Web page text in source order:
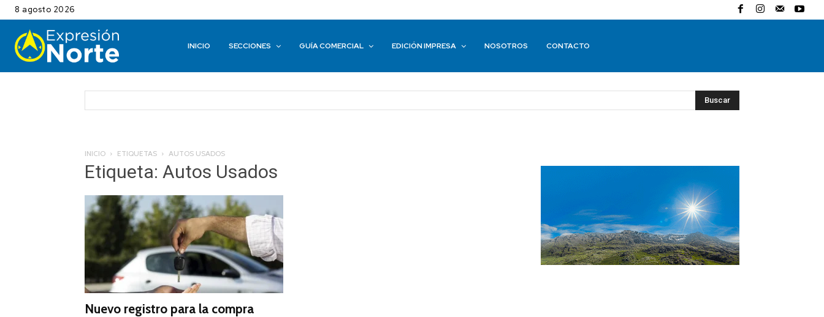
8 agosto 2026
INICIO SECCIONES GUÍA COMERCIAL EDICIÓN IMPRESA NOSOTROS CONTACTO
Buscar
INICIO ETIQUETAS AUTOS USADOS
Etiqueta: Autos Usados
Nuevo registro para la compra